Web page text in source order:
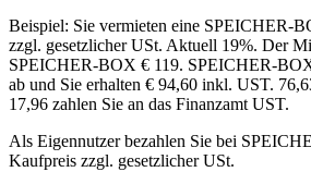
Beispiel: Sie vermieten eine SPEICHER-
zzgl. gesetzlicher USt. Aktuell 19%. Der
SPEICHER-BOX € 119. SPEICHER-
ab und Sie erhalten € 94,60 inkl. UST.
17,96 zahlen Sie an das Finanzamt UST.
Als Eigennutzer bezahlen Sie bei
Kaufpreis zzgl. gesetzlicher USt.